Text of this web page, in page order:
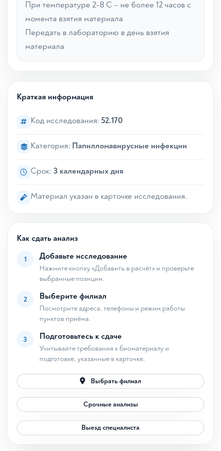
При температуре 2-8 С – не более 12 часов с
момента взятия материала
Передать в лабораторию в день взятия
материала
Краткая информация
Код исследования: 52.170
Категория: Папилломавирусные инфекции
Срок: 3 календарных дня
Материал указан в карточке исследования.
Как сдать анализ
1 Добавьте исследование
Нажмите кнопку «Добавить в расчёт» и проверьте
выбранные позиции.
2 Выберите филиал
Посмотрите адреса, телефоны и режим работы
пунктов приёма.
3 Подготовьтесь к сдаче
Учитывайте требования к биоматериалу и
подготовке, указанные в карточке.
Выбрать филиал
Срочные анализы
Выезд специалиста